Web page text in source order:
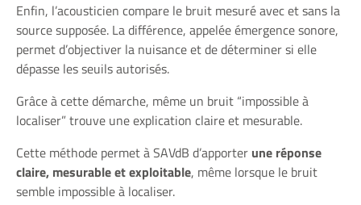
Enfin, l’acousticien compare le bruit mesuré avec et sans la
source supposée. La différence, appelée émergence sonore,
permet d’objectiver la nuisance et de déterminer si elle
dépasse les seuils autorisés.
Grâce à cette démarche, même un bruit “impossible à
localiser” trouve une explication claire et mesurable.
Cette méthode permet à SAVdB d’apporter une réponse
claire, mesurable et exploitable, même lorsque le bruit
semble impossible à localiser.